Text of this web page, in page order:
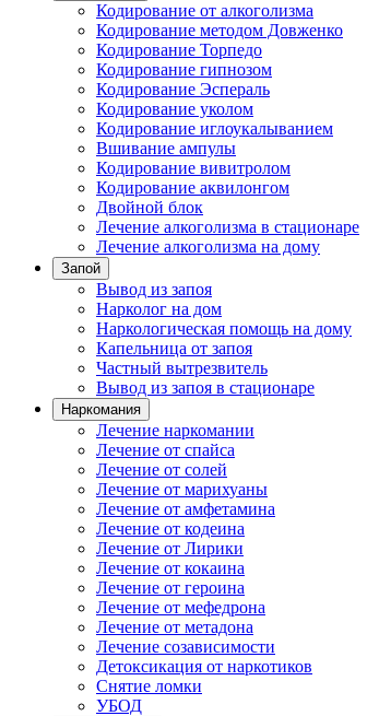
Кодирование от алкоголизма
Кодирование методом Довженко
Кодирование Торпедо
Кодирование гипнозом
Кодирование Эспераль
Кодирование уколом
Кодирование иглоукалыванием
Вшивание ампулы
Кодирование вивитролом
Кодирование аквилонгом
Двойной блок
Лечение алкоголизма в стационаре
Лечение алкоголизма на дому
Запой
Вывод из запоя
Нарколог на дом
Наркологическая помощь на дому
Капельница от запоя
Частный вытрезвитель
Вывод из запоя в стационаре
Наркомания
Лечение наркомании
Лечение от спайса
Лечение от солей
Лечение от марихуаны
Лечение от амфетамина
Лечение от кодеина
Лечение от Лирики
Лечение от кокаина
Лечение от героина
Лечение от мефедрона
Лечение от метадона
Лечение созависимости
Детоксикация от наркотиков
Снятие ломки
УБОД